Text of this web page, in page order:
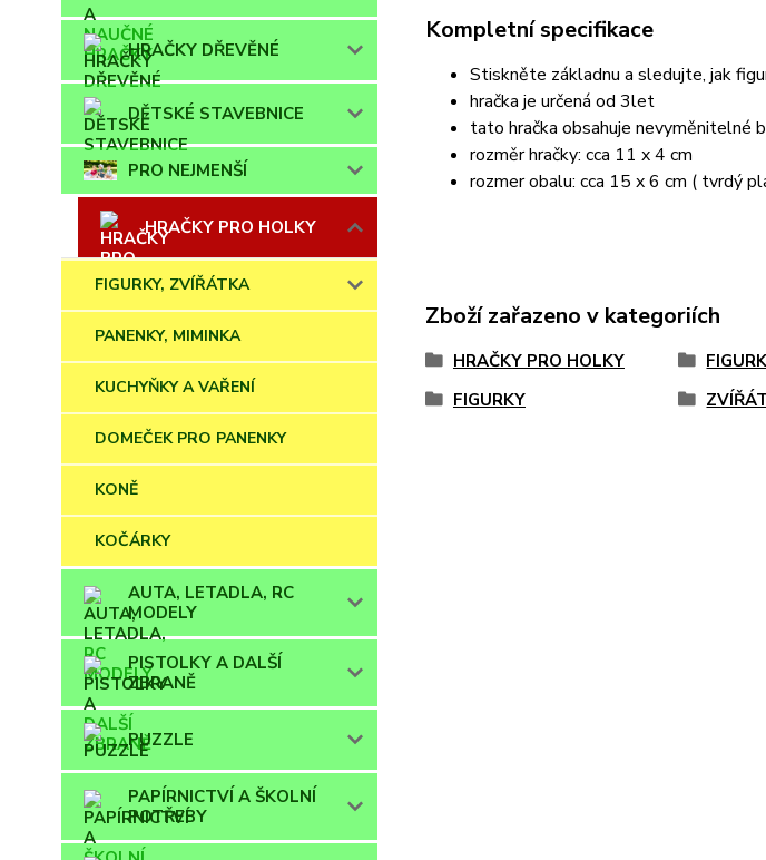
HRAČKY DŘEVĚNÉ
DĚTSKÉ STAVEBNICE
PRO NEJMENŠÍ
HRAČKY PRO HOLKY
FIGURKY, ZVÍŘÁTKA
PANENKY, MIMINKA
KUCHYŇKY A VAŘENÍ
DOMEČEK PRO PANENKY
KONĚ
KOČÁRKY
AUTA, LETADLA, RC
MODELY
PISTOLKY A DALŠÍ
ZBRANĚ
PUZZLE
PAPÍRNICTVÍ A ŠKOLNÍ
POTŘEBY
Kompletní specifikace
Stiskněte základnu a sledujte, jak
hračka je určená od 3let
tato hračka obsahuje nevyměnitelné
rozměr hračky: cca 11 x 4 cm
rozmer obalu: cca 15 x 6 cm ( tvrdý
Zboží zařazeno v kategoriích
HRAČKY PRO HOLKY
FIGURKY